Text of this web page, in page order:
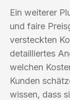
Ein weiterer
und faire
versteckten
detailliertes
welchen
Kunden
wissen, dass